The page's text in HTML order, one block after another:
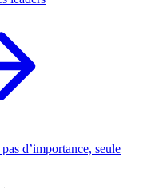
d’importance, seule